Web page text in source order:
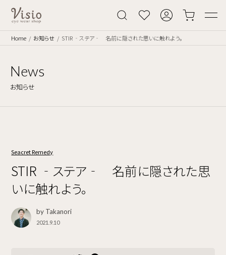
Home お知らせ STIR ‐ステア‐ 名前に隠された思いに触れよう。
News
お知らせ
Seacret Remedy
STIR ‐ステア‐ 名前に隠された思
いに触れよう。
by Takanori
2021.9.10